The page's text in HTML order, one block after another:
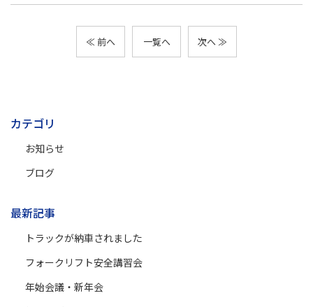
≪ 前へ 一覧へ 次へ ≫
カテゴリ
お知らせ
ブログ
最新記事
トラックが納車されました
フォークリフト安全講習会
年始会議・新年会